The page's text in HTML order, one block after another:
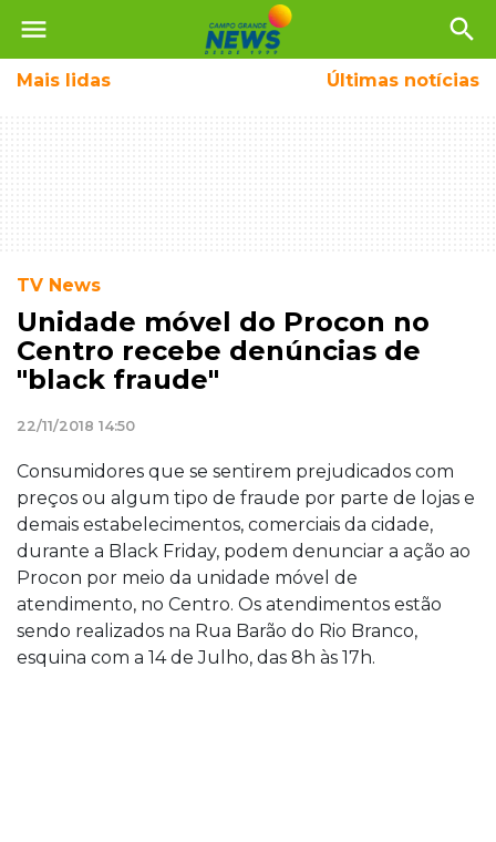
menu search
Mais lidas Últimas notícias
TV News
Unidade móvel do Procon no
Centro recebe denúncias de
"black fraude"
22/11/2018 14:50
Consumidores que se sentirem prejudicados com
preços ou algum tipo de fraude por parte de lojas e
demais estabelecimentos, comerciais da cidade,
durante a Black Friday, podem denunciar a ação ao
Procon por meio da unidade móvel de
atendimento, no Centro. Os atendimentos estão
sendo realizados na Rua Barão do Rio Branco,
esquina com a 14 de Julho, das 8h às 17h.